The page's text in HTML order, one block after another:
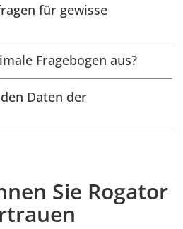
für gewisse
Fragebogen aus?
Daten der
Einleitung
Sie Rogator